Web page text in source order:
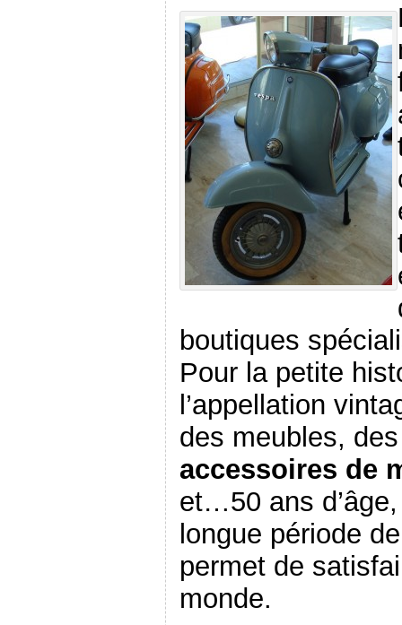
boutiques
Pour la petite
l’appellation
des meubles, des
accessoires de
et…50 ans
longue période
permet de
monde.